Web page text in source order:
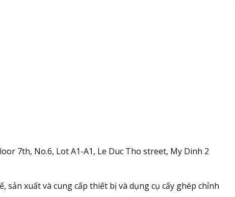
7th, No.6, Lot A1-A1, Le Duc Tho street, My Dinh 2
xuất và cung cấp thiết bị và dụng cụ cấy ghép chỉnh